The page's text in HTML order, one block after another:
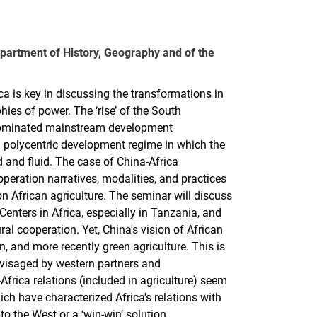
of History, Geography and of the
is key in discussing the transformations in
of power. The ‘rise’ of the South
mainstream development
development regime in which the
fluid. The case of China-Africa
narratives, modalities, and practices
African agriculture. The seminar will discuss
in Africa, especially in Tanzania, and
cooperation. Yet, China's vision of African
and more recently green agriculture. This is
by western partners and
relations (included in agriculture) seem
have characterized Africa's relations with